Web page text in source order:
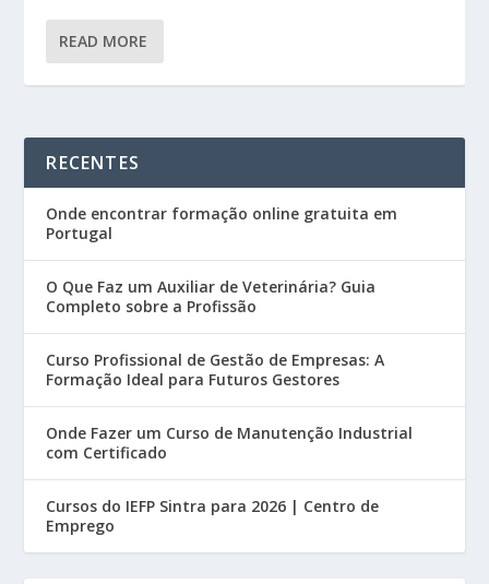
READ MORE
RECENTES
Onde encontrar formação online gratuita em
Portugal
O Que Faz um Auxiliar de Veterinária? Guia
Completo sobre a Profissão
Curso Profissional de Gestão de Empresas: A
Formação Ideal para Futuros Gestores
Onde Fazer um Curso de Manutenção Industrial
com Certificado
Cursos do IEFP Sintra para 2026 | Centro de
Emprego